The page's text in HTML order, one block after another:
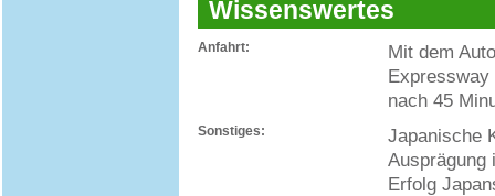
Wissenswertes
Anfahrt:
Mit dem
Expressway
nach 45
Sonstiges:
Japanische
Ausprägung
Erfolg